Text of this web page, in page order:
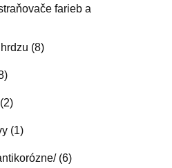
farieb a
(8)
(2)
(1)
(6)